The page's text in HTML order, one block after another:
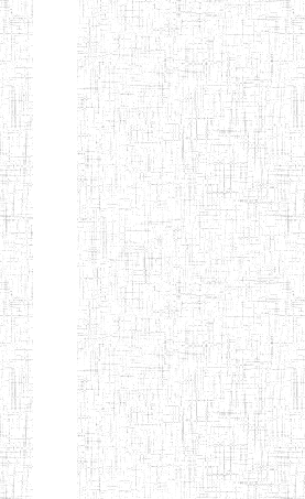
ENIEG
MODERNE
SAINTE MARIE
04/
ENIEG PRIVEE
BILINGUE LES
BOSONS
04/
ENIEG BILINGUE
LE NORMALIEN
CITOYEN
01/
ENIEG BILINGUE
CLAIRE
FONTAINE
03/